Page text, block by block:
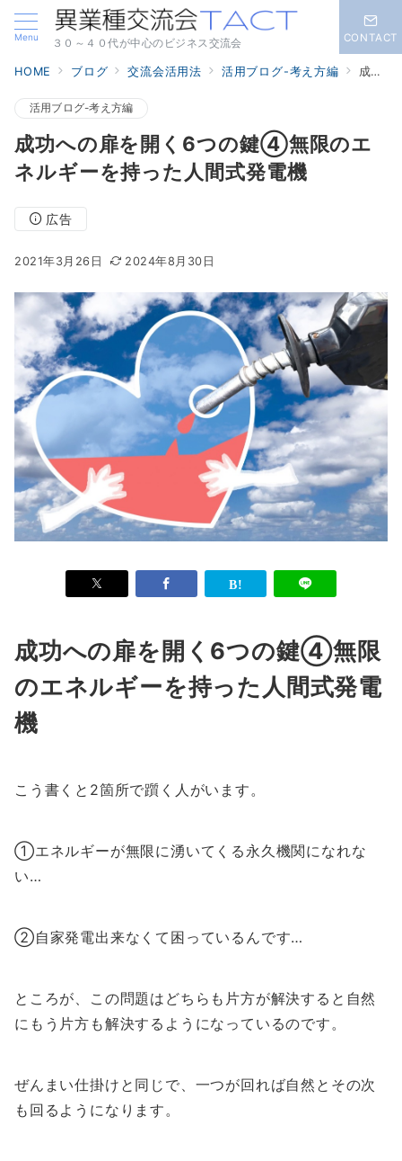
Menu
３０～４０代が中心のビジネス交流会 CONTACT
HOME ブログ 交流会活用法 活用ブログ-考え方編 成功への扉を開く6つの鍵④無限のエネルギーを持った人間式発電機
活用ブログ-考え方編
成功への扉を開く6つの鍵④無限のエ
ネルギーを持った人間式発電機
広告
2021年3月26日 2024年8月30日
成功への扉を開く6つの鍵④無限
のエネルギーを持った人間式発電
機
こう書くと2箇所で躓く人がいます。
①エネルギーが無限に湧いてくる永久機関になれな
い…
②自家発電出来なくて困っているんです…
ところが、この問題はどちらも片方が解決すると自然
にもう片方も解決するようになっているのです。
ぜんまい仕掛けと同じで、一つが回れば自然とその次
も回るようになります。